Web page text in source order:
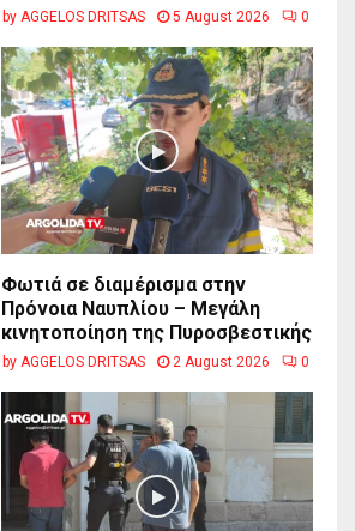
by AGGELOS DRITSAS 5 August 2026 0
Φωτιά σε διαμέρισμα στην
Πρόνοια Ναυπλίου – Μεγάλη
κινητοποίηση της Πυροσβεστικής
by AGGELOS DRITSAS 2 August 2026 0